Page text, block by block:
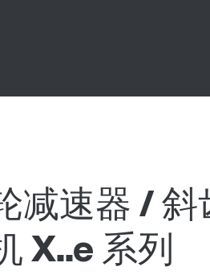
减速器 /
X..e 系列